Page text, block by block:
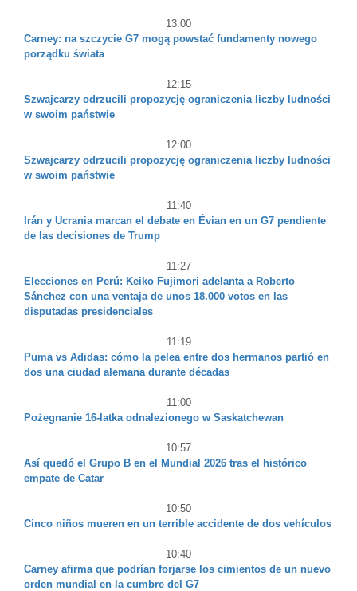
13:00
Carney: na szczycie G7 mogą powstać fundamenty nowego
porządku świata
12:15
Szwajcarzy odrzucili propozycję ograniczenia liczby ludności
w swoim państwie
12:00
Szwajcarzy odrzucili propozycję ograniczenia liczby ludności
w swoim państwie
11:40
Irán y Ucrania marcan el debate en Évian en un G7 pendiente
de las decisiones de Trump
11:27
Elecciones en Perú: Keiko Fujimori adelanta a Roberto
Sánchez con una ventaja de unos 18.000 votos en las
disputadas presidenciales
11:19
Puma vs Adidas: cómo la pelea entre dos hermanos partió en
dos una ciudad alemana durante décadas
11:00
Pożegnanie 16-latka odnalezionego w Saskatchewan
10:57
Así quedó el Grupo B en el Mundial 2026 tras el histórico
empate de Catar
10:50
Cinco niños mueren en un terrible accidente de dos vehículos
10:40
Carney afirma que podrían forjarse los cimientos de un nuevo
orden mundial en la cumbre del G7